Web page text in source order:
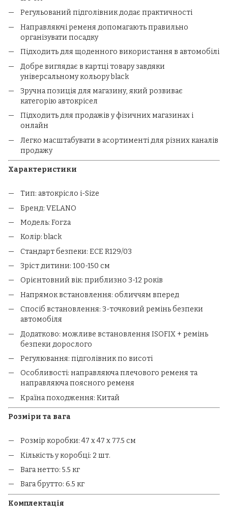
Регульований підголівник додає практичності
Направляючі ременя допомагають правильно
організувати посадку
Підходить для щоденного використання в автомобілі
Добре виглядає в картці товару завдяки
універсальному кольору black
Зручна позиція для магазину, який розвиває
категорію автокрісел
Підходить для продажів у фізичних магазинах і
онлайн
Легко масштабувати в асортименті для різних каналів
продажу
Характеристики
Тип: автокрісло i-Size
Бренд: VELANO
Модель: Forza
Колір: black
Стандарт безпеки: ECE R129/03
Зріст дитини: 100-150 см
Орієнтовний вік: приблизно 3-12 років
Напрямок встановлення: обличчям вперед
Спосіб встановлення: 3-точковий ремінь безпеки
автомобіля
Додатково: можливе встановлення ISOFIX + ремінь
безпеки дорослого
Регулювання: підголівник по висоті
Особливості: направляюча плечового ременя та
направляюча поясного ременя
Країна походження: Китай
Розміри та вага
Розмір коробки: 47 x 47 x 77.5 см
Кількість у коробці: 2 шт.
Вага нетто: 5.5 кг
Вага брутто: 6.5 кг
Комплектація